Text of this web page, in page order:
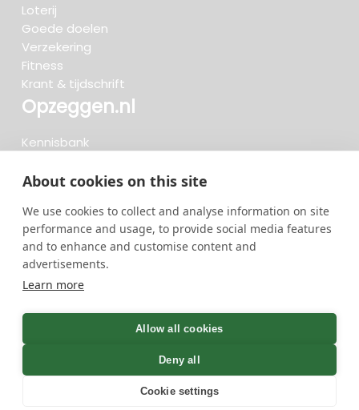
About cookies on this site
We use cookies to collect and analyse information on site
performance and usage, to provide social media features
and to enhance and customise content and
advertisements.
Learn more
Allow all cookies
Deny all
Cookie settings
Loterij
Goede doelen
Verzekering
Fitness
Krant & tijdschrift
Opzeggen.nl
Kennisbank
Beoordelingen
Meteen opzeggen
722 opzeggingen afgelopen 30 dagen - 3.666.127
opzeggingen in totaal
GreenOnline BV Gebruiksvoorwaarden